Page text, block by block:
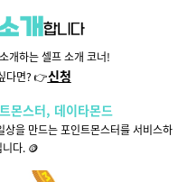
개하는 셀프 소개 코너!
다면? 👉신청
몬스터, 데이타몬드
을 만드는 포인트몬스터를서비스하
다. 🪙